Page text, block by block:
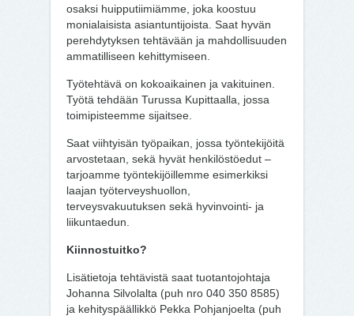
osaksi huipputiimiämme, joka koostuu
monialaisista asiantuntijoista. Saat hyvän
perehdytyksen tehtävään ja mahdollisuuden
ammatilliseen kehittymiseen.
Työtehtävä on kokoaikainen ja vakituinen.
Työtä tehdään Turussa Kupittaalla, jossa
toimipisteemme sijaitsee.
Saat viihtyisän työpaikan, jossa työntekijöitä
arvostetaan, sekä hyvät henkilöstöedut –
tarjoamme työntekijöillemme esimerkiksi
laajan työterveyshuollon,
terveysvakuutuksen sekä hyvinvointi- ja
liikuntaedun.
Kiinnostuitko?
Lisätietoja tehtävistä saat tuotantojohtaja
Johanna Silvolalta (puh nro 040 350 8585)
ja kehityspäällikkö Pekka Pohjanjoelta (puh